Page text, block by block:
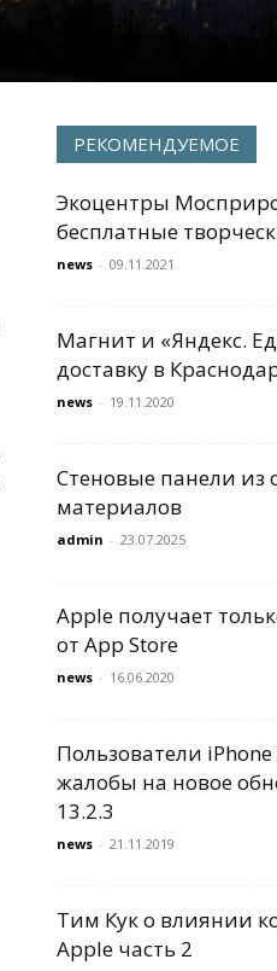
РЕКОМЕНДУЕМОЕ
Экоцентры
бесплатные
news - 09.11.2021
Магнит и «Яндекс.
доставку в
news - 19.11.2020
Стеновые панели из
материалов
admin - 23.07.2025
Apple получает
от App Store
news - 16.06.2020
Пользователи
жалобы на новое
13.2.3
news - 21.11.2019
Тим Кук о влиянии
Apple часть 2